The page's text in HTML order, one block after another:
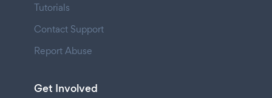
Tutorials
Contact Support
Report Abuse
Get Involved